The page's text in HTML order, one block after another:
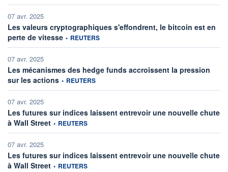
07 avr. 2025
Les valeurs cryptographiques s'effondrent, le bitcoin est en
perte de vitesse information fournie par
• REUTERS
07 avr. 2025
Les mécanismes des hedge funds accroissent la pression
sur les actions information fournie par
• REUTERS
07 avr. 2025
Les futures sur indices laissent entrevoir une nouvelle chute
à Wall Streetinformation fournie par
• REUTERS
07 avr. 2025
Les futures sur indices laissent entrevoir une nouvelle chute
à Wall Streetinformation fournie par
• REUTERS